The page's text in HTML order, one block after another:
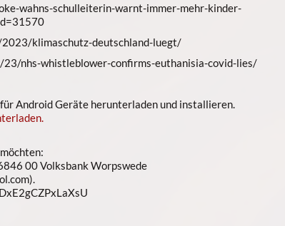
wahns-schulleiterin-warnt-immer-mehr-kinder-
klimaschutz-deutschland-luegt/
nhs-whistleblower-confirms-euthanisia-covid-lies/
Android Geräte herunterladen und installieren.
00 Volksbank Worpswede